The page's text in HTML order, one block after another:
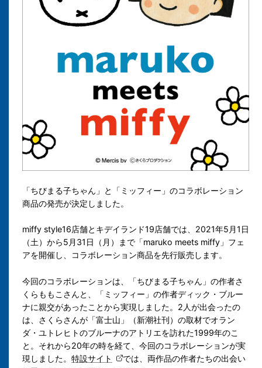
「ちびまる子ちゃん」と「ミッフィー」のコラボレーション
商品の発売が決定しました。
miffy style16店舗とキデイランド19店舗では、2021年5月1日
（土）から5月31日（月）まで「maruko meets miffy」フェ
アを開催し、コラボレーション商品を先行販売します。
今回のコラボレーションは、「ちびまる子ちゃん」の作者さ
くらももこさんと、「ミッフィー」の作者ディック・ブルー
ナに親交があったことから実現しました。2人が出会ったの
は、さくらさんが「富士山」（新潮社刊）の取材でオラン
ダ・ユトレヒトのブルーナのアトリエを訪れた1999年のこ
と。それから20年の時を経て、今回のコラボレーションが実
現しました。 特設サイト
では、両作品の作者たちの出会い